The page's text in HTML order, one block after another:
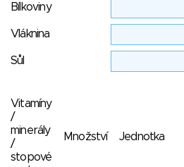
Bílkoviny
Vláknina
Sůl
Vitamíny
/
minerály
/
stopové
Množství Jednotka